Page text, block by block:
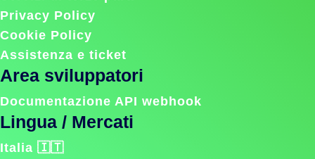
Privacy Policy
Cookie Policy
Assistenza e ticket
Area sviluppatori
Documentazione API webhook
Lingua / Mercati
Italia 🇮🇹